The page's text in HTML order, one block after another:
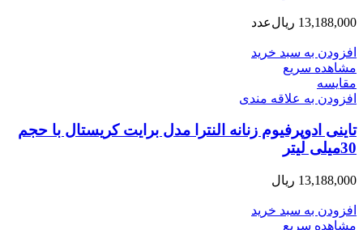
13,188,000 ریالعدد
افزودن به سبد خرید
مشاهده سریع
مقایسه
افزودن به علاقه مندی
تاینی ادوپرفیوم زنانه النترا مدل برایت کریستال با حجم
30میلی لیتر
13,188,000 ریال
افزودن به سبد خرید
مشاهده سریع